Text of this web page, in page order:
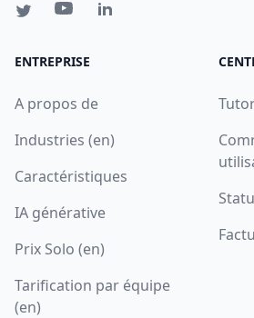
ENTREPRISE
A propos de
Industries (en)
Caractéristiques
IA générative
Prix Solo (en)
Tarification par équipe
(en)